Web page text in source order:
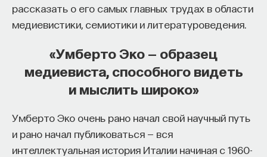
рассказать о его самых главных трудах в области
медиевистики, семиотики и литературоведения.
«Умберто Эко — образец
медиевиста, способного видеть
и мыслить широко»
Умберто Эко очень рано начал свой научный путь
и рано начал публиковаться — вся
интеллектуальная история Италии начиная с 1960-
в технологии и успешные стартапы. Теперь
команда ПостНауки запускает новый сервис —
созданное для поддержки специалистов,
желающих работать в глобальных инновационных
В ходе работы с научным сообществом Ивар
и его команда обнаружили, что инновационные
индустрии испытывают кадровый голод,